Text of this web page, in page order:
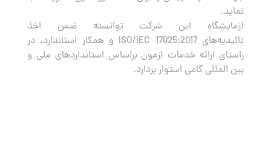
نماید.
آزمایشگاه این شرکت توانسته ضمن اخذ
تائیدیه‌های ISO/IEC 17025:2017 و همکار استاندارد، در
راستای ارائه خدمات آزمون براساس استانداردهای ملی و
بین المللی گامی استوار بردارد.